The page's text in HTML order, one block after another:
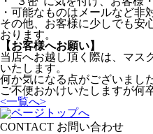
・可能なものはメールなど非
その他、お客様に少しでも安
おります。
【お客様へお願い】
当店へお越し頂く際は、マス
いたします。
何か気になる点がございまし
ご不便おかけいたしますが何
<一覧へ>
CONTACT お問い合わせ